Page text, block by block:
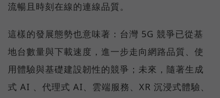
流暢且時刻在線的連線品質。
這樣的發展態勢也意味著：台灣 5G 競爭已從基
地台數量與下載速度，進一步走向網路品質、使
用體驗與基礎建設韌性的競爭；未來，隨著生成
式 AI 、代理式 AI、雲端服務、XR 沉浸式體驗、